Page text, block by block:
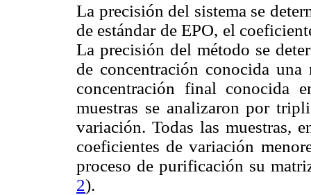
La precisión del sistema se
de estándar de EPO, el
La precisión del método se
de concentración conocida
concentración final conocida
muestras se analizaron por
variación. Todas las muestras,
coeficientes de variación
proceso de purificación su
2).